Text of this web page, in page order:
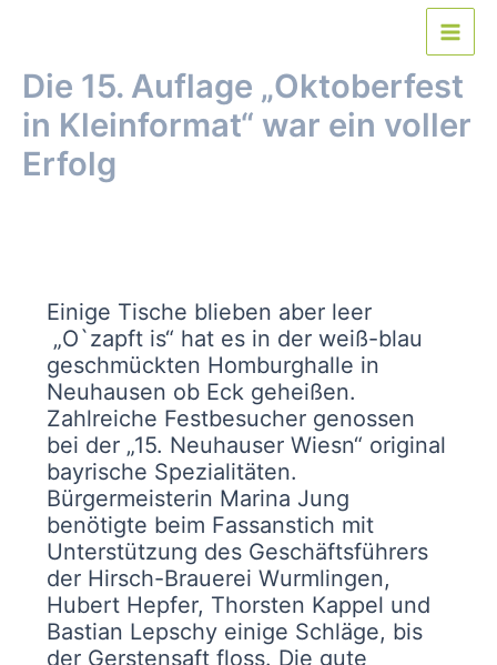
Main
Die 15. Auflage „Oktoberfest
in Kleinformat“ war ein voller
Erfolg
Einige Tische blieben aber leer
„O`zapft is“ hat es in der weiß-blau
geschmückten Homburghalle in
Neuhausen ob Eck geheißen.
Zahlreiche Festbesucher genossen
bei der „15. Neuhauser Wiesn“ original
bayrische Spezialitäten.
Bürgermeisterin Marina Jung
benötigte beim Fassanstich mit
Unterstützung des Geschäftsführers
der Hirsch-Brauerei Wurmlingen,
Hubert Hepfer, Thorsten Kappel und
Bastian Lepschy einige Schläge, bis
der Gerstensaft floss. Die gute